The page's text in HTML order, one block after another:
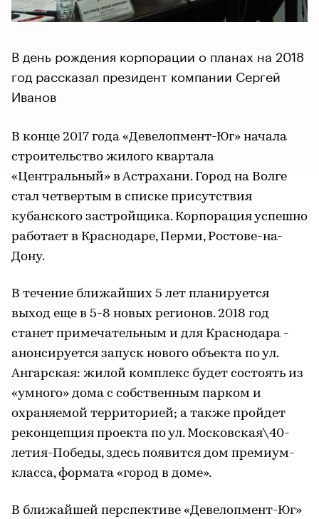
В день рождения корпорации о планах на 2018
год рассказал президент компании Сергей
Иванов
В конце 2017 года «Девелопмент-Юг» начала
строительство жилого квартала
«Центральный» в Астрахани. Город на Волге
стал четвертым в списке присутствия
кубанского застройщика. Корпорация успешно
работает в Краснодаре, Перми, Ростове-на-
Дону.
В течение ближайших 5 лет планируется
выход еще в 5-8 новых регионов. 2018 год
станет примечательным и для Краснодара -
анонсируется запуск нового объекта по ул.
Ангарская: жилой комплекс будет состоять из
«умного» дома с собственным парком и
охраняемой территорией; а также пройдет
реконцепция проекта по ул. Московская\40-
летия-Победы, здесь появится дом премиум-
класса, формата «город в доме».
В ближайшей перспективе «Девелопмент-Юг»